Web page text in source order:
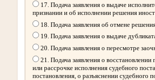
17. Подача заявления о выдаче
признании и об исполнении решения
18. Подача заявления об отмене
19. Подача заявления о выдаче
20. Подача заявления о пересмотре
21. Подача заявления о
или рассрочке исполнения судебного
постановления, о разъяснении судебного